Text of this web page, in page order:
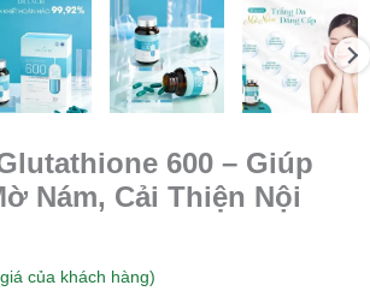
600 – Giúp
Nám, Cải Thiện Nội
của khách hàng)